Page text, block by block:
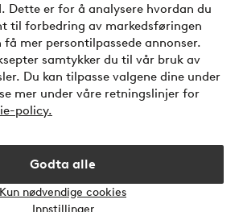
Dette er for å analysere hvordan du
til forbedring av markedsføringen
mer persontilpassede annonser.
samtykker du til vår bruk av
Du kan tilpasse valgene dine under
mer under våre retningslinjer for
policy.
Godta alle
Kun nødvendige cookies
Innstillinger
- Betal direkte eller del opp
om våre betalingsalternativer?
elpy